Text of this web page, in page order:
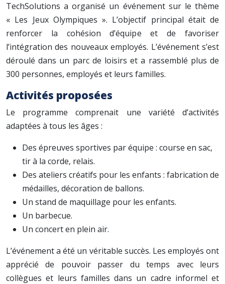
TechSolutions a organisé un événement sur le thème
« Les Jeux Olympiques ». L’objectif principal était de
renforcer la cohésion d’équipe et de favoriser
l’intégration des nouveaux employés. L’événement s’est
déroulé dans un parc de loisirs et a rassemblé plus de
300 personnes, employés et leurs familles.
Activités proposées
Le programme comprenait une variété d’activités
adaptées à tous les âges :
Des épreuves sportives par équipe : course en sac,
tir à la corde, relais.
Des ateliers créatifs pour les enfants : fabrication de
médailles, décoration de ballons.
Un stand de maquillage pour les enfants.
Un barbecue.
Un concert en plein air.
L’événement a été un véritable succès. Les employés ont
apprécié de pouvoir passer du temps avec leurs
collègues et leurs familles dans un cadre informel et